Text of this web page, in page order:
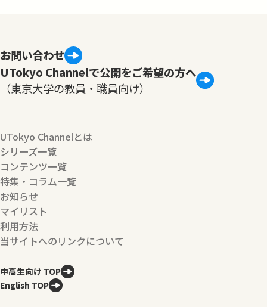
お問い合わせ
UTokyo Channelで公開をご希望の方へ
（東京大学の教員・職員向け）
UTokyo Channelとは
シリーズ一覧
コンテンツ一覧
特集・コラム一覧
お知らせ
マイリスト
利用方法
当サイトへのリンクについて
中高生向け TOP
English TOP